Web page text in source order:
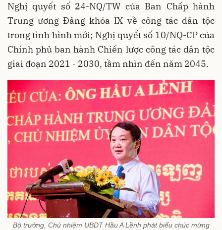
Nghị quyết số 24-NQ/TW của Ban Chấp hành
Trung ương Đảng khóa IX về công tác dân tộc
trong tình hình mới; Nghị quyết số 10/NQ-CP của
Chính phủ ban hành Chiến lược công tác dân tộc
giai đoạn 2021 - 2030, tầm nhìn đến năm 2045.
Bộ trưởng, Chủ nhiệm UBDT Hầu A Lềnh phát biểu chúc mừng